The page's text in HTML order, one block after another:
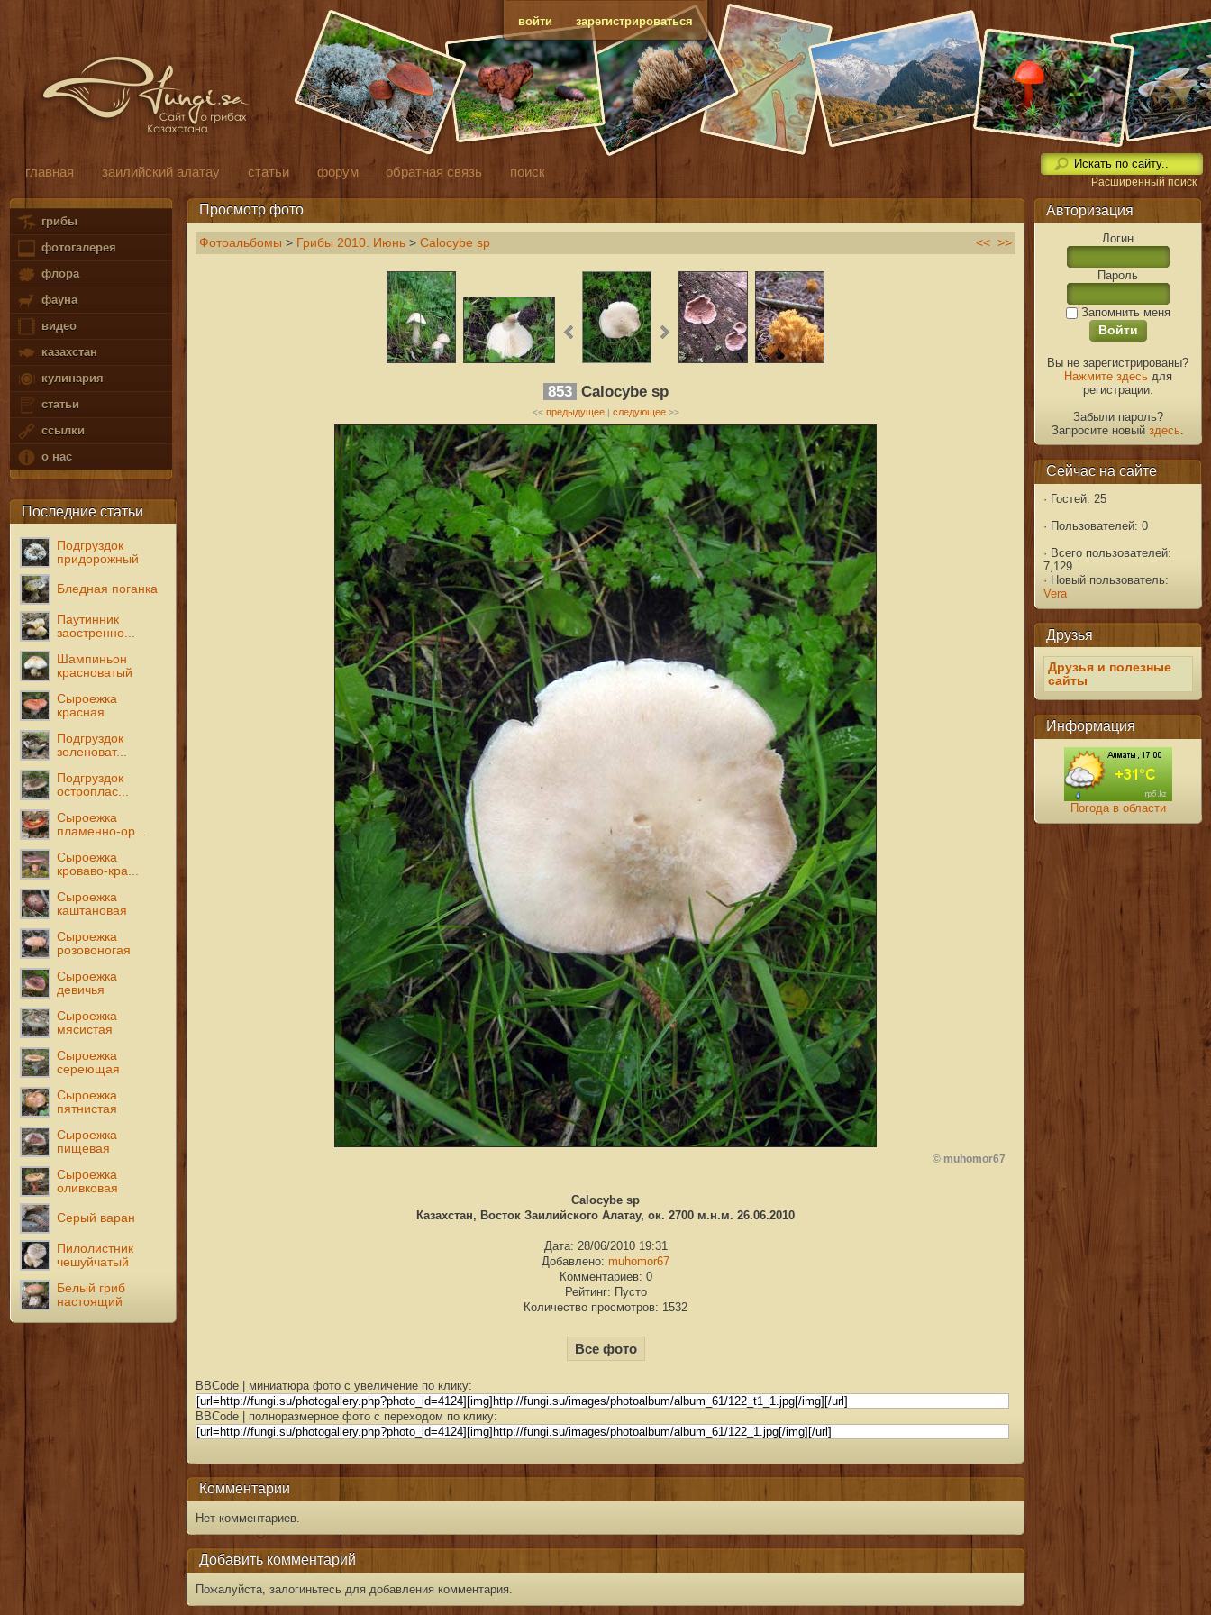
войти зарегистрироваться
главная заилийский алатау статьи форум обратная связь поиск
Расширенный поиск
грибы
фотогалерея
флора
фауна
видео
казахстан
кулинария
статьи
ссылки
о нас
Последние статьи
Подгруздок
придорожный
Бледная поганка
Паутинник
заостренно...
Шампиньон
красноватый
Сыроежка
красная
Подгруздок
зеленоват...
Подгруздок
остроплас...
Сыроежка
пламенно-ор...
Сыроежка
кроваво-кра...
Сыроежка
каштановая
Сыроежка
розовоногая
Сыроежка
девичья
Сыроежка
мясистая
Сыроежка
сереющая
Сыроежка
пятнистая
Сыроежка
пищевая
Сыроежка
оливковая
Серый варан
Пилолистник
чешуйчатый
Белый гриб
настоящий
Авторизация
Логин
Пароль
Запомнить меня
Вы не зарегистрированы?
Нажмите здесьдля
регистрации.
Забыли пароль?
Запросите новыйздесь
Сейчас на сайте
· Гостей: 25
· Пользователей: 0
· Всего пользователей:
7,129
· Новый пользователь:
Vera
Друзья
Друзья и полезные
сайты
Информация
Погода в области
Просмотр фото
Фотоальбомы > Грибы 2010. Июнь> Calocybe sp << >>
853 Calocybe sp
<< предыдущее| следующее>>
© muhomor67
Calocybe sp
Казахстан, Восток Заилийского Алатау, ок. 2700 м.н.м. 26.06.2010
Дата: 28/06/2010 19:31
Добавлено: muhomor67
Комментариев: 0
Рейтинг: Пусто
Количество просмотров: 1532
Все фото
BBCode | миниатюра фото с увеличение по клику:
BBCode | полноразмерное фото с переходом по клику:
Комментарии
Нет комментариев.
Добавить комментарий
Пожалуйста, залогиньтесь для добавления комментария.